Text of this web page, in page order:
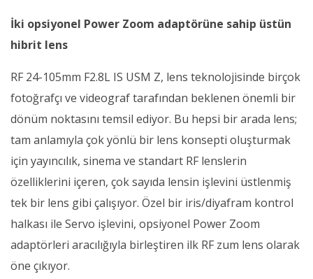
İki opsiyonel Power Zoom adaptörüne sahip üstün
hibrit lens
RF 24-105mm F2.8L IS USM Z, lens teknolojisinde birçok
fotoğrafçı ve videograf tarafından beklenen önemli bir
dönüm noktasını temsil ediyor. Bu hepsi bir arada lens;
tam anlamıyla çok yönlü bir lens konsepti oluşturmak
için yayıncılık, sinema ve standart RF lenslerin
özelliklerini içeren, çok sayıda lensin işlevini üstlenmiş
tek bir lens gibi çalışıyor. Özel bir iris/diyafram kontrol
halkası ile Servo işlevini, opsiyonel Power Zoom
adaptörleri aracılığıyla birleştiren ilk RF zum lens olarak
öne çıkıyor.